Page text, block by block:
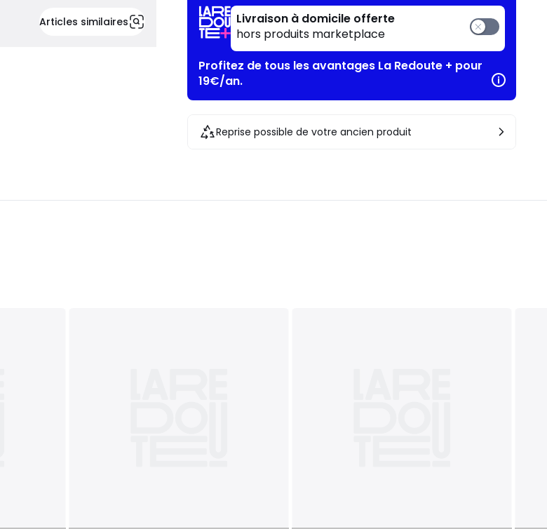
Articles similaires
Livraison à domicile offerte
hors produits marketplace
Profitez de tous les avantages La Redoute + pour
19€/an.
Reprise possible de votre ancien produit